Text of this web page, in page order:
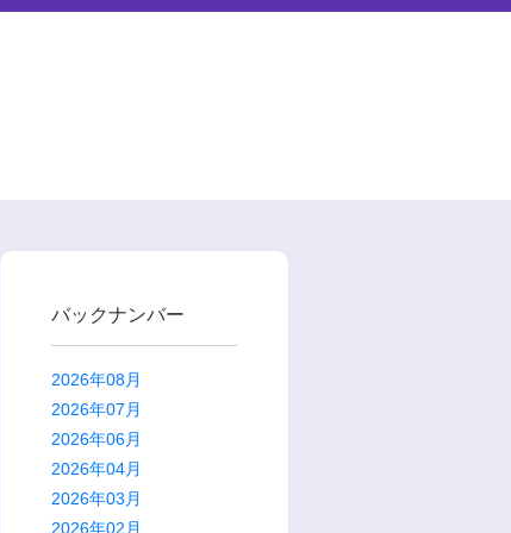
バックナンバー
2026年08月
2026年07月
2026年06月
2026年04月
2026年03月
2026年02月